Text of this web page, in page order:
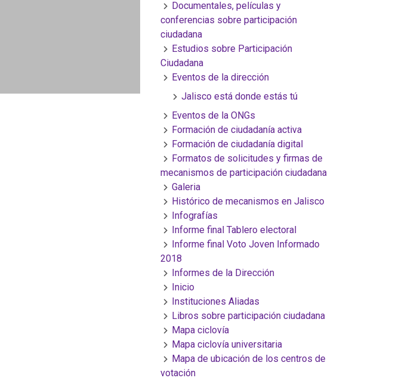
Documentales, películas y
conferencias sobre participación
ciudadana
Estudios sobre Participación
Ciudadana
Eventos de la dirección
Jalisco está donde estás tú
Eventos de la ONGs
Formación de ciudadanía activa
Formación de ciudadanía digital
Formatos de solicitudes y firmas de
mecanismos de participación ciudadana
Galeria
Histórico de mecanismos en Jalisco
Infografías
Informe final Tablero electoral
Informe final Voto Joven Informado
2018
Informes de la Dirección
Inicio
Instituciones Aliadas
Libros sobre participación ciudadana
Mapa ciclovía
Mapa ciclovía universitaria
Mapa de ubicación de los centros de
votación